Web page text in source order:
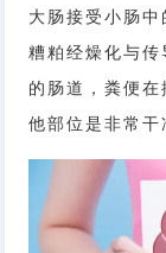
大肠接受小肠
糟粕经燥化与
的肠道，粪便
他部位是非常干